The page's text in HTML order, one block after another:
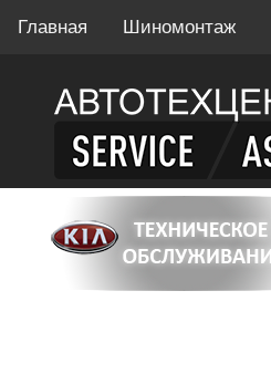
Главная Шиномонтаж